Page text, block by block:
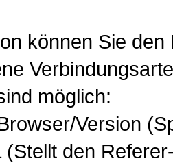
können Sie
möglich:
Version
(Stellt den